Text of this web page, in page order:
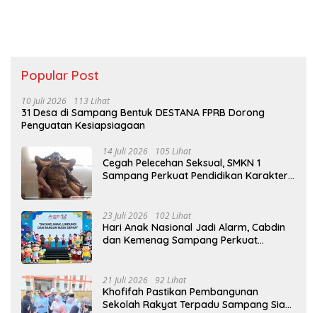
Popular Post
10 Juli 2026 113 Lihat
31 Desa di Sampang Bentuk DESTANA FPRB Dorong
Penguatan Kesiapsiagaan
14 Juli 2026 105 Lihat
Cegah Pelecehan Seksual, SMKN 1
Sampang Perkuat Pendidikan Karakter
23 Juli 2026 102 Lihat
Hari Anak Nasional Jadi Alarm, Cabdin
dan Kemenag Sampang Perkuat
21 Juli 2026 92 Lihat
Khofifah Pastikan Pembangunan
Sekolah Rakyat Terpadu Sampang Siap